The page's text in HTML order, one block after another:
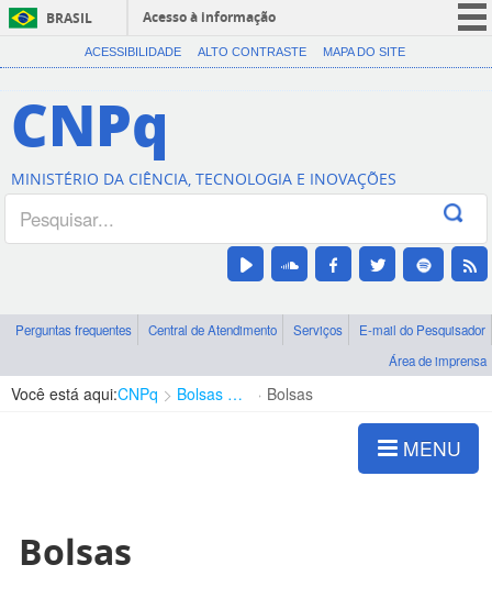
BRASIL
Acesso à informação
CORONAVÍRUS (COVID-19)
Canais
ACESSIBILIDADE ALTO CONTRASTE MAPA DO SITE
CNPq
MINISTÉRIO DA CIÊNCIA, TECNOLOGIA E INOVAÇÕES
Perguntas frequentes Central de Atendimento Serviços
E-mail do Pesquisador
Área de imprensa
Você está aqui:CNPq Bolsas e Auxílios Vigentes Bolsas
MENU
Bolsas